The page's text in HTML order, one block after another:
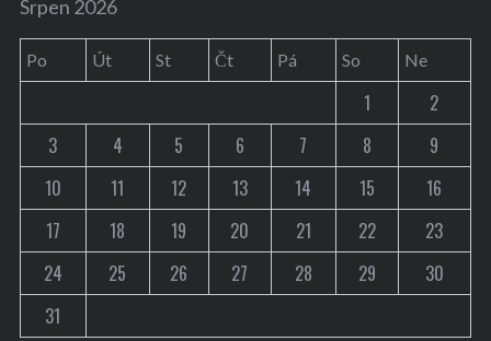
Srpen 2026
Po Út St Čt Pá So Ne
1
2
3
4 5 6 7 8
9
10
11 12 13 14 15
16
17
18 19 20 21 22
23
24
25 26 27 28 29
30
31